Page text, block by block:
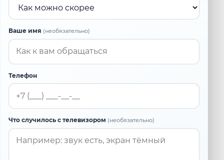
Ваше имя (необязательно)
Телефон
Что случилось с телевизором (необязательно)